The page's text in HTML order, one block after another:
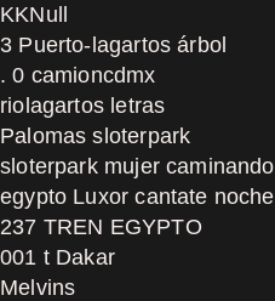
KKNull
3 Puerto-lagartos árbol
. 0 camioncdmx
riolagartos letras
Palomas sloterpark
sloterpark mujer caminando
egypto Luxor cantate noche
237 TREN EGYPTO
001 t Dakar
Melvins